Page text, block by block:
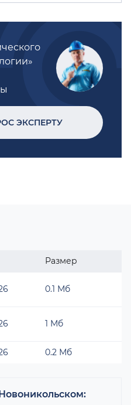
ЭКСПЕРТУ
Размер
0.1 Мб
1 Мб
0.2 Мб